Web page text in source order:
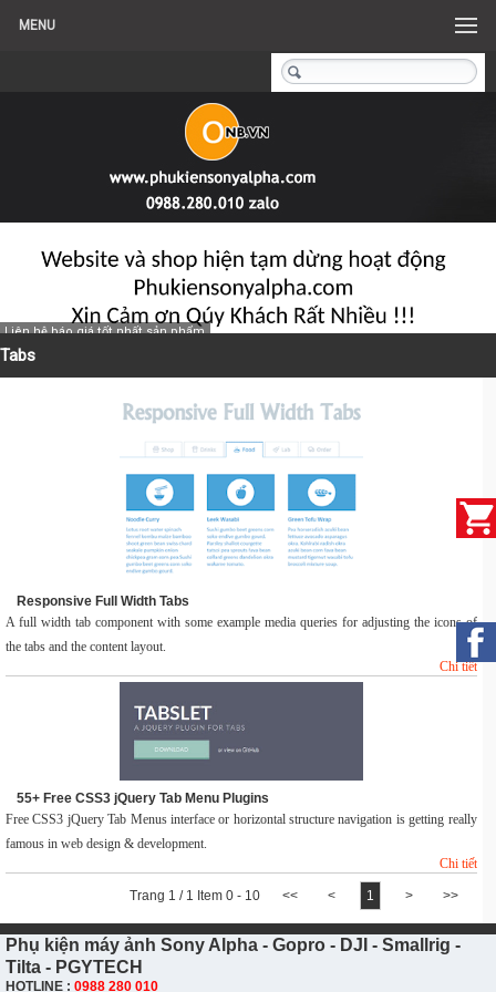
MENU
Liên hệ báo giá tốt nhất sản phẩm
Tabs
Responsive Full Width Tabs
A full width tab component with some example media queries for adjusting the icons of
the tabs and the content layout.
Chi tiết
55+ Free CSS3 jQuery Tab Menu Plugins
Free CSS3 jQuery Tab Menus interface or horizontal structure navigation is getting really
famous in web design & development.
Chi tiết
Trang 1 / 1 Item 0 - 10 << < 1 > >>
Phụ kiện máy ảnh Sony Alpha - Gopro - DJI - Smallrig -
Tilta - PGYTECH
HOTLINE : 0988 280 010